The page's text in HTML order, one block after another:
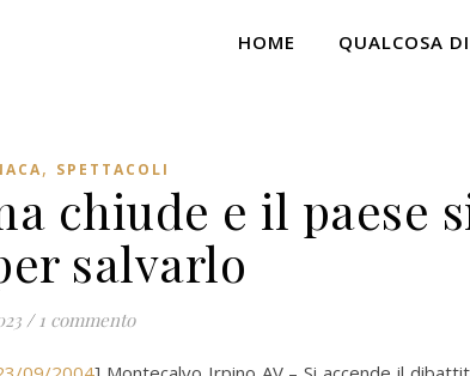
HOME QUALCOSA
, SPETTACOLI
chiude e il paese
salvarlo
/ 1 commento